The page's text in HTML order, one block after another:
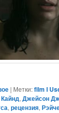
| Метки:film I
,Джейсон
,рецензия,